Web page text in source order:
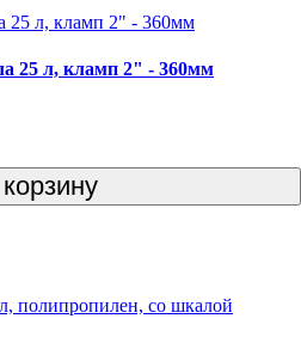
25 л, кламп 2" - 360мм